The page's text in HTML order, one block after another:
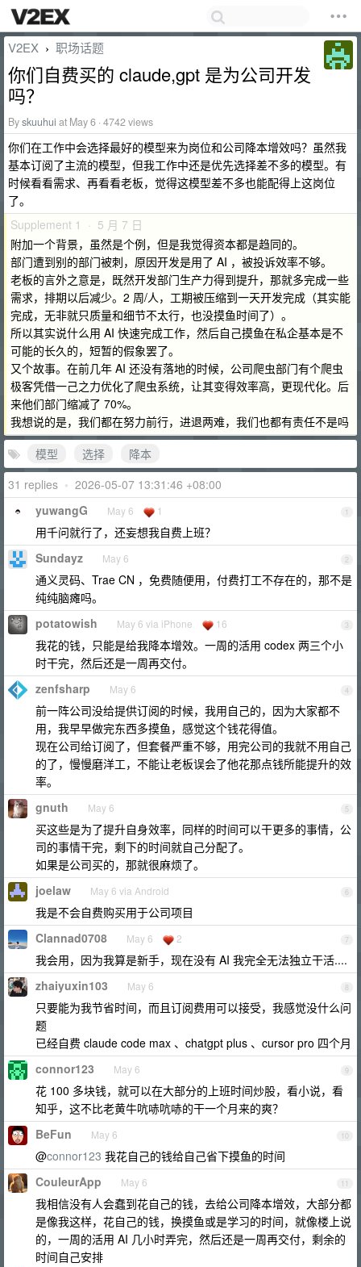
V2EX › 职场话题
你们自费买的 claude,gpt 是为公司开发
吗？
Byskuuhui at May 6 · 4742 views
你们在工作中会选择最好的模型来为岗位和公司降本增效吗？虽然我
基本订阅了主流的模型，但我工作中还是优先选择差不多的模型。有
时候看看需求、再看看老板，觉得这模型差不多也能配得上这岗位
了。
Supplement 1 · 5 月 7 日
附加一个背景，虽然是个例，但是我觉得资本都是趋同的。
部门遭到别的部门被刺，原因开发是用了 AI ，被投诉效率不够。
老板的言外之意是，既然开发部门生产力得到提升，那就多完成一些
需求，排期以后减少。2 周/人，工期被压缩到一天开发完成（其实能
完成，无非就只质量和细节不太行，也没摸鱼时间了）。
所以其实说什么用 AI 快速完成工作，然后自己摸鱼在私企基本是不
可能的长久的，短暂的假象罢了。
又个故事。在前几年 AI 还没有落地的时候，公司爬虫部门有个爬虫
极客凭借一己之力优化了爬虫系统，让其变得效率高，更现代化。后
来他们部门缩减了 70%。
我想说的是，我们都在努力前行，进退两难，我们也都有责任不是吗
模型
选择
降本
31 replies • 2026-05-07 13:31:46 +08:00
1
yuwangG May 6 1
用千问就行了，还妄想我自费上班？
2
Sundayz May 6
通义灵码、Trae CN ，免费随便用，付费打工不存在的，那不是
纯纯脑瘫吗。
3
potatowish May 6 via iPhone 16
我花的钱，只能是给我降本增效。一周的活用 codex 两三个小
时干完，然后还是一周再交付。
4
zenfsharp May 6
前一阵公司没给提供订阅的时候，我用自己的，因为大家都不
用，我早早做完东西多摸鱼，感觉这个钱花得值。
现在公司给订阅了，但套餐严重不够，用完公司的我就不用自己
的了，慢慢磨洋工，不能让老板误会了他花那点钱所能提升的效
率。
5
gnuth May 6
买这些是为了提升自身效率，同样的时间可以干更多的事情，公
司的事情干完，剩下的时间就自己分配了。
如果是公司买的，那就很麻烦了。
6
joelaw May 6 via Android
我是不会自费购买用于公司项目
7
Clannad0708 May 6 2
我会用，因为我算是新手，现在没有 AI 我完全无法独立干活....
8
zhaiyuxin103 May 6
只要能为我节省时间，而且订阅费用可以接受，我感觉没什么问
题
已经自费 claude code max 、chatgpt plus 、cursor pro 四个月
9
connor123 May 6
花 100 多块钱，就可以在大部分的上班时间炒股，看小说，看
知乎，这不比老黄牛吭哧吭哧的干一个月来的爽？
10
BeFun May 6
@connor123 我花自己的钱给自己省下摸鱼的时间
11
CouleurApp May 6
我相信没有人会蠢到花自己的钱，去给公司降本增效，大部分都
是像我这样，花自己的钱，换摸鱼或是学习的时间，就像楼上说
的，一周的活用 AI 几小时弄完，然后还是一周再交付，剩余的
时间自己安排